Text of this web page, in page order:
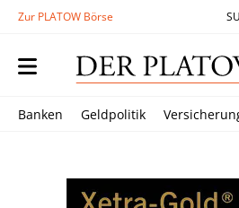
Zur PLATOW Börse
Banken Geldpolitik